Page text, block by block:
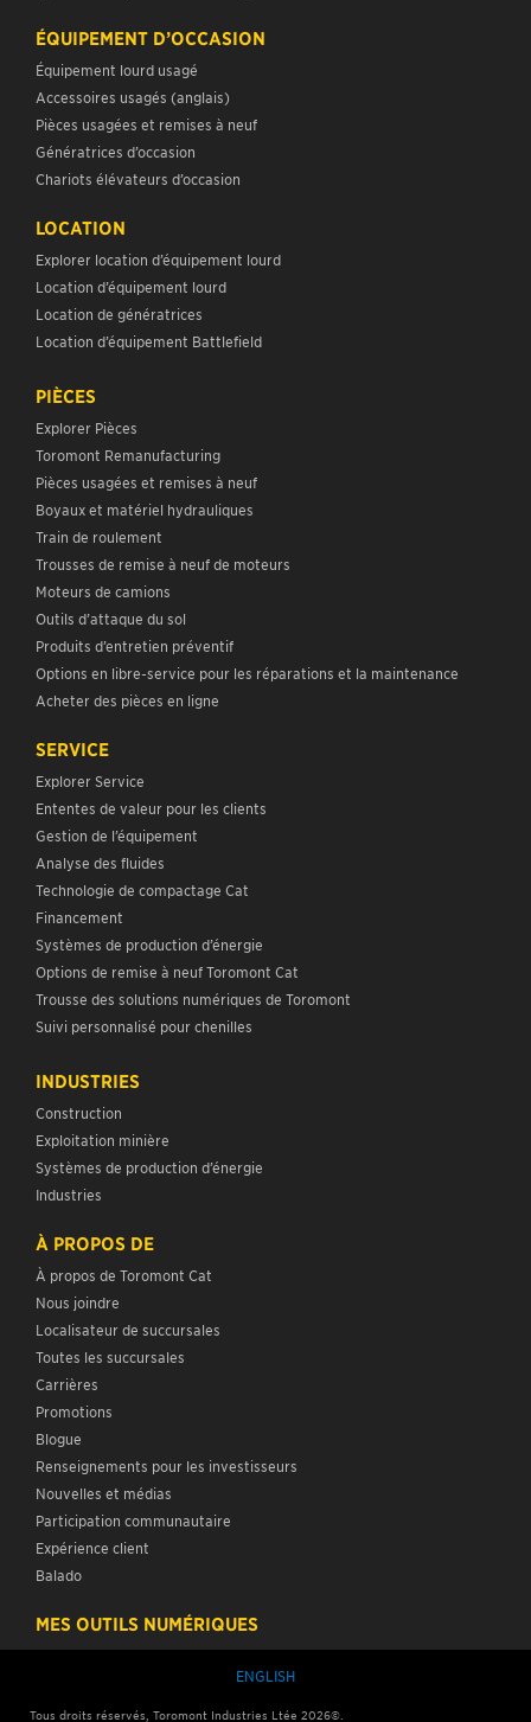
ÉQUIPEMENT D’OCCASION
Équipement lourd usagé
Accessoires usagés (anglais)
Pièces usagées et remises à neuf
Génératrices d’occasion
Chariots élévateurs d’occasion
LOCATION
Explorer location d’équipement lourd
Location d’équipement lourd
Location de génératrices
Location d’équipement Battlefield
PIÈCES
Explorer Pièces
Toromont Remanufacturing
Pièces usagées et remises à neuf
Boyaux et matériel hydrauliques
Train de roulement
Trousses de remise à neuf de moteurs
Moteurs de camions
Outils d’attaque du sol
Produits d’entretien préventif
Options en libre-service pour les réparations et la maintenance
Acheter des pièces en ligne
SERVICE
Explorer Service
Ententes de valeur pour les clients
Gestion de l’équipement
Analyse des fluides
Technologie de compactage Cat
Financement
Systèmes de production d’énergie
Options de remise à neuf Toromont Cat
Trousse des solutions numériques de Toromont
Suivi personnalisé pour chenilles
INDUSTRIES
Construction
Exploitation minière
Systèmes de production d’énergie
Industries
À PROPOS DE
À propos de Toromont Cat
Nous joindre
Localisateur de succursales
Toutes les succursales
Carrières
Promotions
Blogue
Renseignements pour les investisseurs
Nouvelles et médias
Participation communautaire
Expérience client
Balado
MES OUTILS NUMÉRIQUES
ENGLISH
Tous droits réservés, Toromont Industries Ltée 2026©.